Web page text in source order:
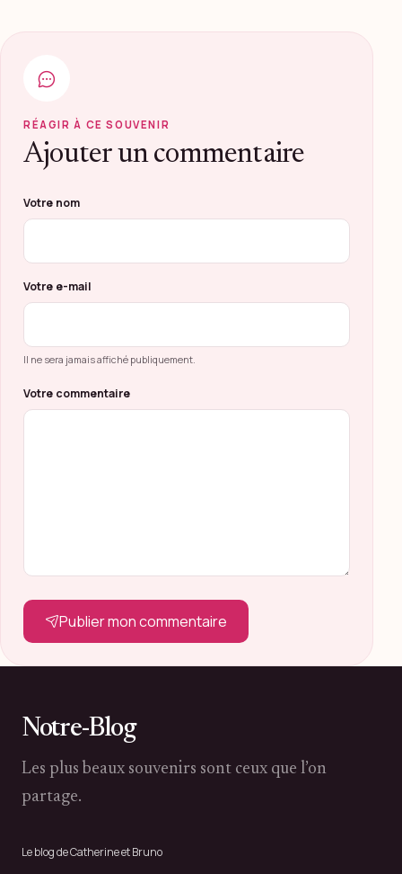
RÉAGIR À CE SOUVENIR
Ajouter un commentaire
Ne pas remplir ce champ
Votre nom
Votre e-mail
Il ne sera jamais affiché publiquement.
Votre commentaire
Publier mon commentaire
Notre-Blog
Les plus beaux souvenirs sont ceux que l’on
partage.
Le blog de Catherine et Bruno